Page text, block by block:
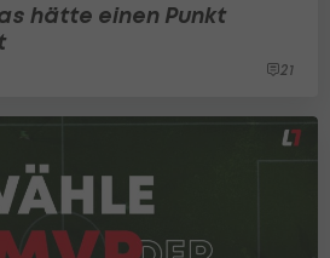
hätte einen Punkt
21